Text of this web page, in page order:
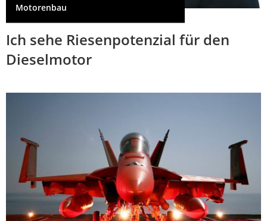
Motorenbau
Ich sehe Riesenpotenzial für den
Dieselmotor